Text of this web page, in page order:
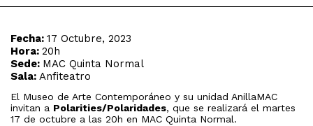
Fecha: 17 Octubre, 2023
Hora: 20h
Sede: MAC Quinta Normal
Sala: Anfiteatro
El Museo de Arte Contemporáneo y su unidad AnillaMAC
invitan a Polarities/Polaridades, que se realizará el martes
17 de octubre a las 20h en MAC Quinta Normal.